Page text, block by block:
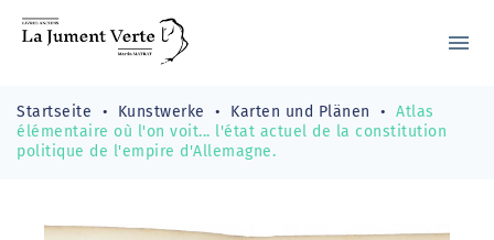
menu
Startseite Kunstwerke Karten und Plänen
Atlas
élémentaire où l'on voit... l'état actuel de la constitution
politique de l'empire d'Allemagne.